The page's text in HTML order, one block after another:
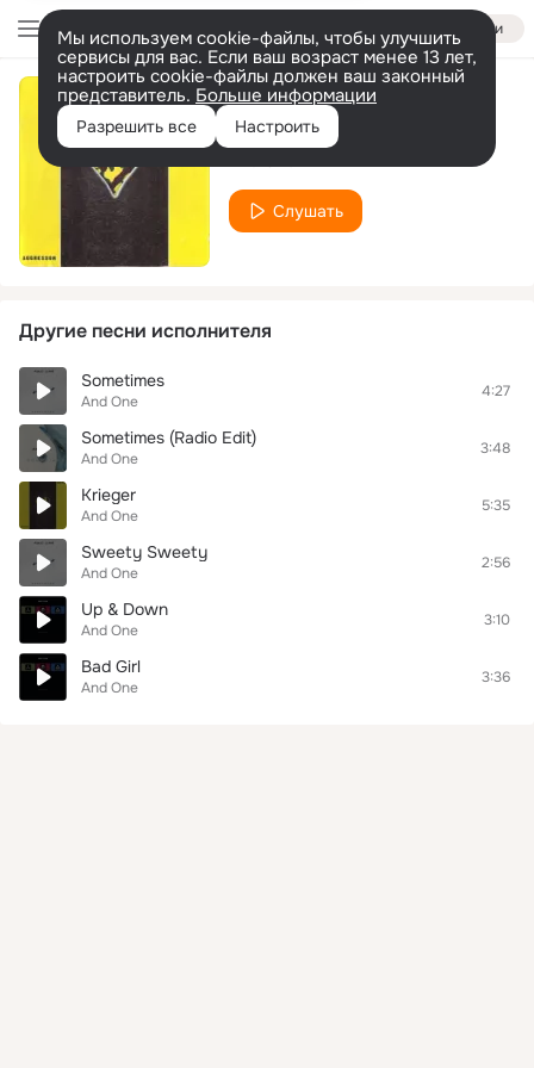
Войти
Мы используем cookie-файлы, чтобы улучшить
сервисы для вас. Если ваш возраст менее 13 лет,
настроить cookie-файлы должен ваш законный
представитель. Больше информации
Разрешить все Настроить
Schwarz
Слушать
Другие песни исполнителя
Sometimes
And One
4:27
Sometimes (Radio Edit)
And One
3:48
Krieger
And One
5:35
Sweety Sweety
And One
2:56
Up & Down
And One
3:10
Bad Girl
And One
3:36